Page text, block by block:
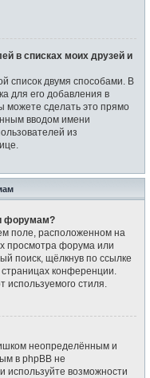
в списках моих друзей и
список двумя способами. В
для его добавления в
можете сделать это прямо
вводом имени
из
форумам?
поле, расположенном на
просмотра форума или
поиск, щёлкнув по ссылке
конференции.
используемого стиля.
неопределённым и
в phpBB не
используйте возможности